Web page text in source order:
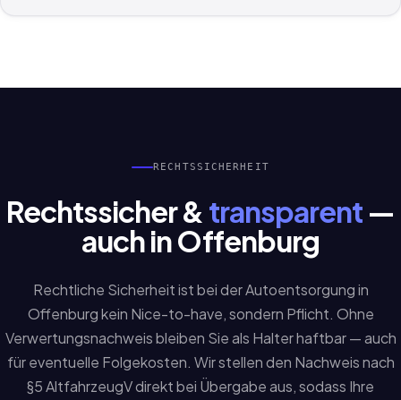
RECHTSSICHERHEIT
Rechtssicher & transparent—
auch in Offenburg
Rechtliche Sicherheit ist bei der Autoentsorgung in
Offenburg kein Nice-to-have, sondern Pflicht. Ohne
Verwertungsnachweis bleiben Sie als Halter haftbar — auch
für eventuelle Folgekosten. Wir stellen den Nachweis nach
§5 AltfahrzeugV direkt bei Übergabe aus, sodass Ihre